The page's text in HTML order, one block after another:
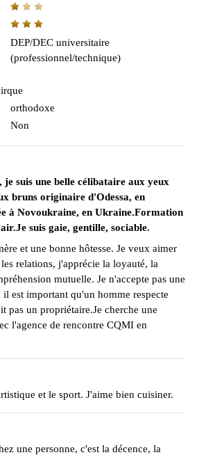
DEP/DEC universitaire
(professionnel/technique)
orthodoxe
Non
suis une belle célibataire aux yeux
bruns originaire d'Odessa, en
à Novoukraine, en Ukraine.Formation
suis gaie, gentille, sociable.
et une bonne hôtesse. Je veux aimer
relations, j'apprécie la loyauté, la
mutuelle. Je n'accepte pas une
est important qu'un homme respecte
pas un propriétaire.Je cherche une
l'agence de rencontre CQMI en
et le sport. J'aime bien cuisiner.
une personne, c'est la décence, la